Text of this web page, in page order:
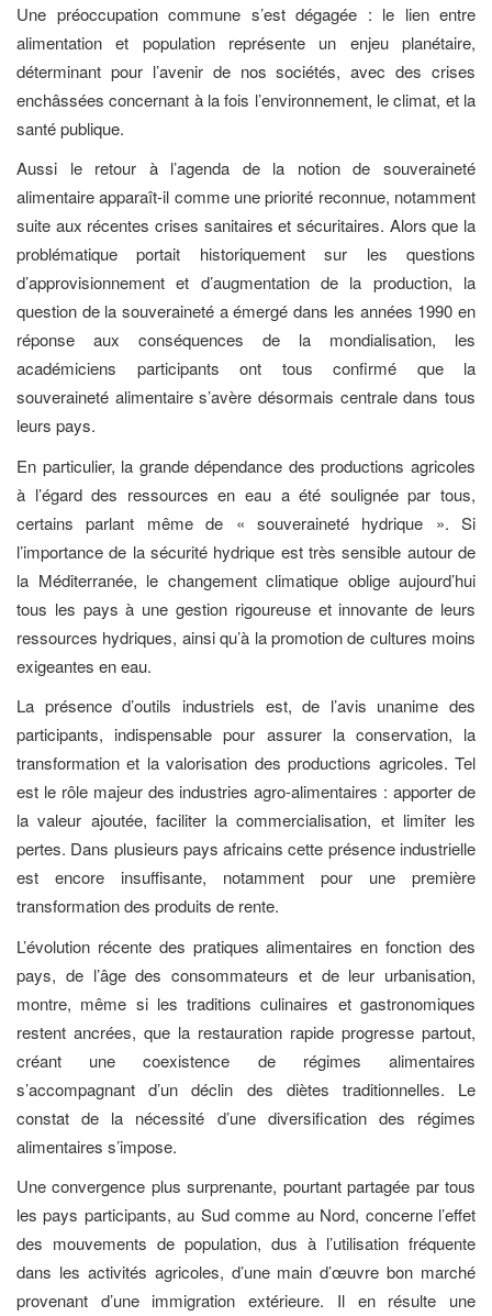
Une préoccupation commune s’est dégagée : le lien entre
alimentation et population représente un enjeu planétaire,
déterminant pour l’avenir de nos sociétés, avec des crises
enchâssées concernant à la fois l’environnement, le climat, et la
santé publique.
Aussi le retour à l’agenda de la notion de souveraineté
alimentaire apparaît-il comme une priorité reconnue, notamment
suite aux récentes crises sanitaires et sécuritaires. Alors que la
problématique portait historiquement sur les questions
d’approvisionnement et d’augmentation de la production, la
question de la souveraineté a émergé dans les années 1990 en
réponse aux conséquences de la mondialisation, les
académiciens participants ont tous confirmé que la
souveraineté alimentaire s’avère désormais centrale dans tous
leurs pays.
En particulier, la grande dépendance des productions agricoles
à l’égard des ressources en eau a été soulignée par tous,
certains parlant même de « souveraineté hydrique ». Si
l’importance de la sécurité hydrique est très sensible autour de
la Méditerranée, le changement climatique oblige aujourd’hui
tous les pays à une gestion rigoureuse et innovante de leurs
ressources hydriques, ainsi qu’à la promotion de cultures moins
exigeantes en eau.
La présence d’outils industriels est, de l’avis unanime des
participants, indispensable pour assurer la conservation, la
transformation et la valorisation des productions agricoles. Tel
est le rôle majeur des industries agro-alimentaires : apporter de
la valeur ajoutée, faciliter la commercialisation, et limiter les
pertes. Dans plusieurs pays africains cette présence industrielle
est encore insuffisante, notamment pour une première
transformation des produits de rente.
L’évolution récente des pratiques alimentaires en fonction des
pays, de l’âge des consommateurs et de leur urbanisation,
montre, même si les traditions culinaires et gastronomiques
restent ancrées, que la restauration rapide progresse partout,
créant une coexistence de régimes alimentaires
s’accompagnant d’un déclin des diètes traditionnelles. Le
constat de la nécessité d’une diversification des régimes
alimentaires s’impose.
Une convergence plus surprenante, pourtant partagée par tous
les pays participants, au Sud comme au Nord, concerne l’effet
des mouvements de population, dus à l’utilisation fréquente
dans les activités agricoles, d’une main d’œuvre bon marché
provenant d’une immigration extérieure. Il en résulte une